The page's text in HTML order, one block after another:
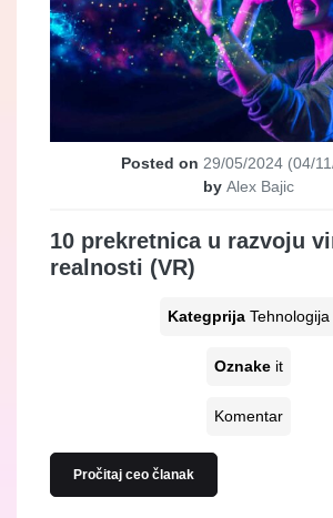
Posted on 29/05/2024(04/
by Alex Bajic
10 prekretnica u razvoju
realnosti (VR)
Kategprija Tehnologija
Oznake it
Komentar
Pročitaj ceo članak